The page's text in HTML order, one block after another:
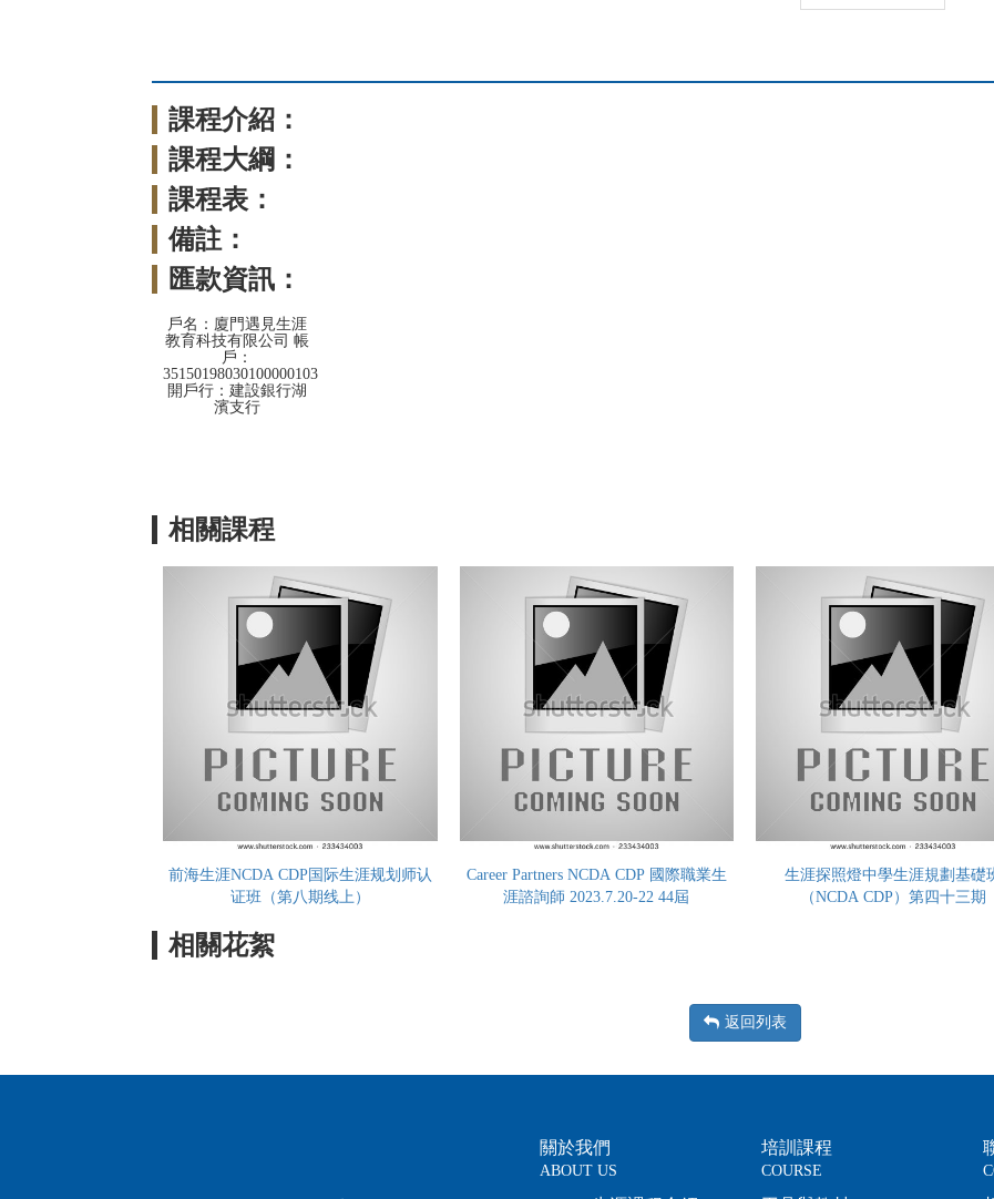
課程介紹：
課程大綱：
課程表：
備註：
匯款資訊：
戶名：廈門遇見生涯
教育科技有限公司 帳
戶：
35150198030100000103
開戶行：建設銀行湖
濱支行
相關課程
前海生涯NCDA CDP国际生涯规划师认
证班（第八期线上）
Career Partners NCDA CDP 國際職業生
涯諮詢師 2023.7.20-22 44屆
生涯探照燈中學生涯規劃基礎
（NCDA CDP）第四十三期
相關花絮
返回列表
關於我們
ABOUT US
培訓課程
COURSE